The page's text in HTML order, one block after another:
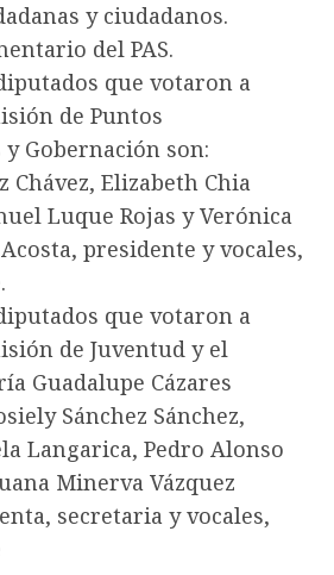
y ciudadanos.
del PAS.
que votaron a
de Puntos
Gobernación son:
Chávez, Elizabeth Chia
Luque Rojas y Verónica
presidente y vocales,
que votaron a
de Juventud y el
Guadalupe Cázares
Sánchez Sánchez,
Langarica, Pedro Alonso
Minerva Vázquez
secretaria y vocales,